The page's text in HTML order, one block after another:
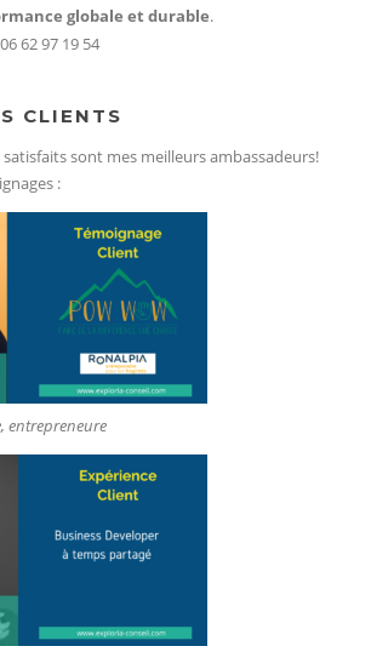
globale et durable.
62 97 19 54
CLIENTS
sont mes meilleurs ambassadeurs!
:
entrepreneure